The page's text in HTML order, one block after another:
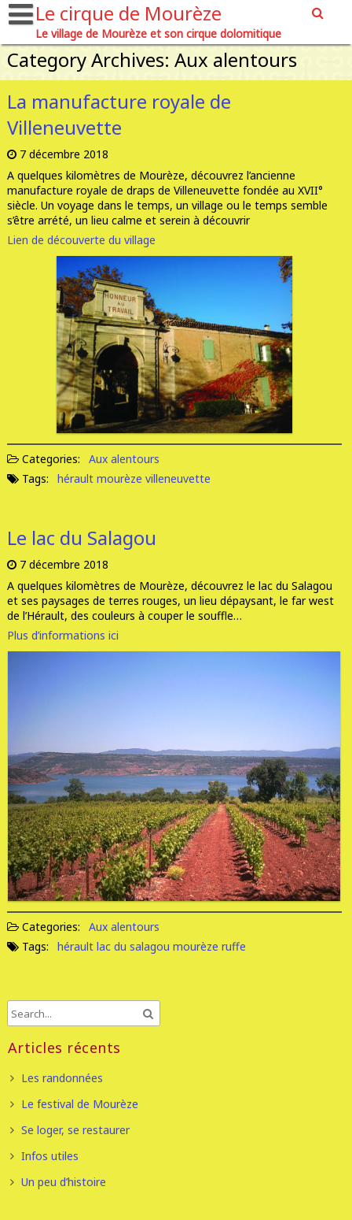
Le cirque de Mourèze
Le village de Mourèze et son cirque dolomitique
Category Archives: Aux alentours
La manufacture royale de
Villeneuvette
7 décembre 2018
A quelques kilomètres de Mourèze, découvrez l’ancienne
manufacture royale de draps de Villeneuvette fondée au XVII°
siècle. Un voyage dans le temps, un village ou le temps semble
s’être arrété, un lieu calme et serein à découvrir
Lien de découverte du village
Categories:
Aux alentours
Tags:
hérault mourèze villeneuvette
Le lac du Salagou
7 décembre 2018
A quelques kilomètres de Mourèze, découvrez le lac du Salagou
et ses paysages de terres rouges, un lieu dépaysant, le far west
de l’Hérault, des couleurs à couper le souffle…
Plus d’informations ici
Categories:
Aux alentours
Tags:
hérault lac du salagou mourèze ruffe
Articles récents
Les randonnées
Le festival de Mourèze
Se loger, se restaurer
Infos utiles
Un peu d’histoire